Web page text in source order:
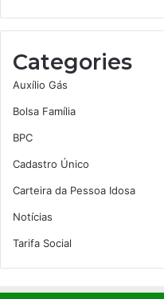
Categories
Auxílio Gás
Bolsa Família
BPC
Cadastro Único
Carteira da Pessoa Idosa
Notícias
Tarifa Social